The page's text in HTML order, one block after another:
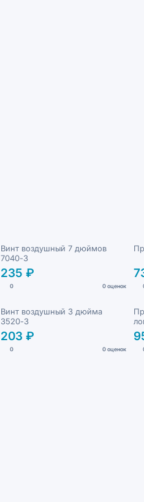
Винт воздушный 7 дюймов
7040-3
235 ₽
0 0 оценок
Винт воздушный 3 дюйма
3520-3
203 ₽
0 0 оценок